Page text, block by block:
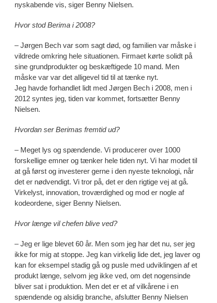
nyskabende vis, siger Benny Nielsen.
Hvor stod Berima i 2008?
– Jørgen Bech var som sagt død, og familien var måske i
vildrede omkring hele situationen. Firmaet kørte solidt på
sine grundprodukter og beskæftigede 10 mand. Men
måske var var det alligevel tid til at tænke nyt.
Jeg havde forhandlet lidt med Jørgen Bech i 2008, men i
2012 syntes jeg, tiden var kommet, fortsætter Benny
Nielsen.
Hvordan ser Berimas fremtid ud?
– Meget lys og spændende. Vi producerer over 1000
forskellige emner og tænker hele tiden nyt. Vi har modet til
at gå først og investerer gerne i den nyeste teknologi, når
det er nødvendigt. Vi tror på, det er den rigtige vej at gå.
Virkelyst, innovation, troværdighed og mod er nogle af
kodeordene, siger Benny Nielsen.
Hvor længe vil chefen blive ved?
– Jeg er lige blevet 60 år. Men som jeg har det nu, ser jeg
ikke for mig at stoppe. Jeg kan virkelig lide det, jeg laver og
kan for eksempel stadig gå og pusle med udviklingen af et
produkt længe, selvom jeg ikke ved, om det nogensinde
bliver sat i produktion. Men det er et af vilkårene i en
spændende og alsidig branche, afslutter Benny Nielsen